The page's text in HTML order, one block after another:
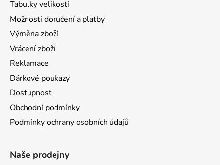
Tabulky velikostí
Možnosti doručení a platby
Výměna zboží
Vrácení zboží
Reklamace
Dárkové poukazy
Dostupnost
Obchodní podmínky
Podmínky ochrany osobních údajů
Naše prodejny